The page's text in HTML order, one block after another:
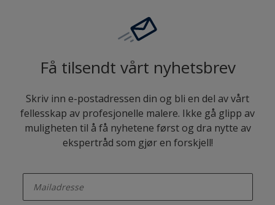
Få tilsendt vårt nyhetsbrev
Skriv inn e-postadressen din og bli en del av vårt
fellesskap av profesjonelle malere. Ikke gå glipp av
muligheten til å få nyhetene først og dra nytte av
ekspertråd som gjør en forskjell!